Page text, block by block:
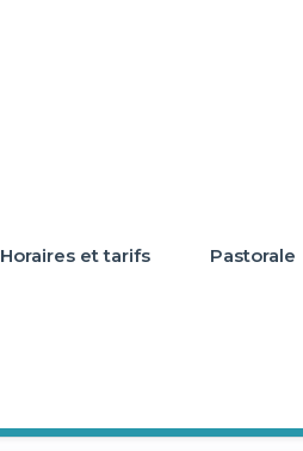
Horaires et tarifs Pastorale